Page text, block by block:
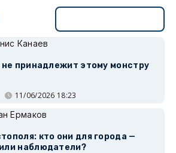
Канаев
принадлежит этому монстру
11/06/2026 18:23
Ермаков
кто они для города —
наблюдатели?